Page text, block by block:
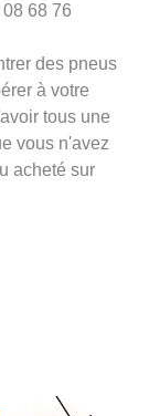
68 76
des pneus
à votre
tous une
vous n'avez
acheté sur